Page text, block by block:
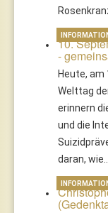
10.
-
Heute,
Welttag
erinnern
und die
daran, wie…